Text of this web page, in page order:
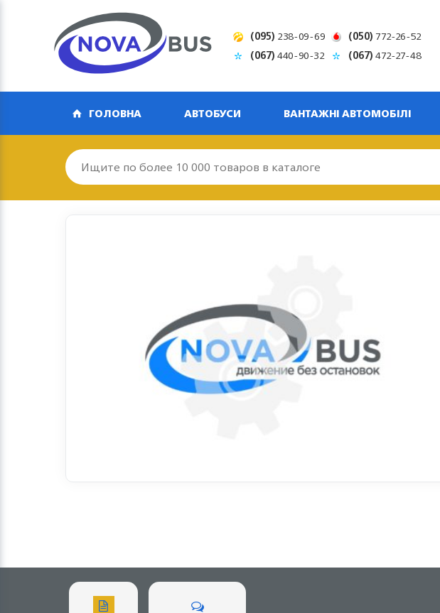
(095) 238-09-69 (050) 772-26-52
(067)440-90-32 (067)472-27-48
ГОЛОВНА АВТОБУСИ ВАНТАЖНІ АВТОМОБІЛІ